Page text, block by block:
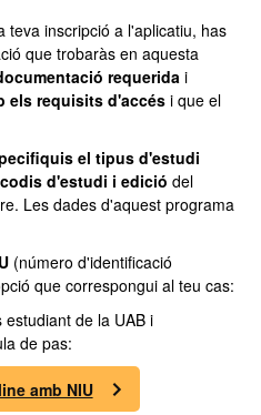
teva inscripció a l'aplicatiu, has
que trobaràs en aquesta
requerida i
els requisits d'accés i que el
el tipus d'estudi
codis d'estudi i edició del
Les dades d'aquest programa
(número d'identificació
que correspongui al teu cas:
estudiant de la UAB i
de pas:
amb NIU